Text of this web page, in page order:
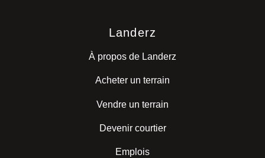
Landerz
À propos de Landerz
Acheter un terrain
Vendre un terrain
Devenir courtier
Emplois